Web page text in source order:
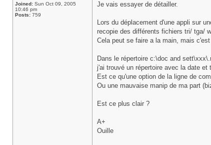
Joined: Sun Oct 09, 2005
10:46 pm
Posts: 759
Je vais essayer de détailler.
Lors du déplacement d'une appli sur
recopie des différents fichiers tri/ tga/
Cela peut se faire a la main, mais
Dans le répertoire c:\doc and
j'ai trouvé un répertoire avec la date
Est ce qu'une option de la ligne de
Ou une mauvaise manip de ma part
Est ce plus clair ?
A+
Ouille